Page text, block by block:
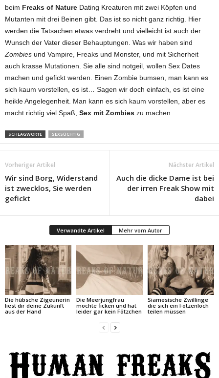
beim Freaks of Nature Dating Kreaturen mit zwei Köpfen und
Mutanten mit drei Beinen gibt. Das ist so nicht ganz richtig. Hier
werden die Tatsachen etwas verdreht und vielleicht ist auch der
Wunsch der Vater dieser Behauptungen. Was wir haben sind
Zombies und Vampire, Freaks und Monster, und mit Sicherheit
auch krasse Mutationen. Sie alle sind notgeil, wollen Sex Dates
machen und gefickt werden. Einen Zombie bumsen, man kann es
sich kaum vorstellen, es ist… Sagen wir doch einfach, es ist eine
heikle Angelegenheit. Man kann es sich kaum vorstellen, aber es
macht richtig viel Spaß, Sex mit Zombies zu machen.
SCHLAGWORTE SEXSÜCHTIG
Vorheriger Artikel
Wir sind Borg, Widerstand
ist zwecklos, Sie werden
gefickt
Nächster Artikel
Auch die dicke Dame ist bei
der irren Freak Show mit
dabei
Verwandte Artikel Mehr vom Autor
Die hübsche Zigeunerin
liest dir deine Zukunft
aus der Hand
Die Meerjungfrau
möchte ficken und hat
leider gar kein Fötzchen
Siamesische Zwillinge
die sich ein Fotzenloch
teilen müssen